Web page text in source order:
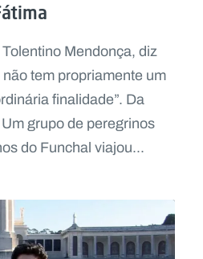
Mendonça, diz
tem propriamente um
finalidade”. Da
grupo de peregrinos
do Funchal viajou...